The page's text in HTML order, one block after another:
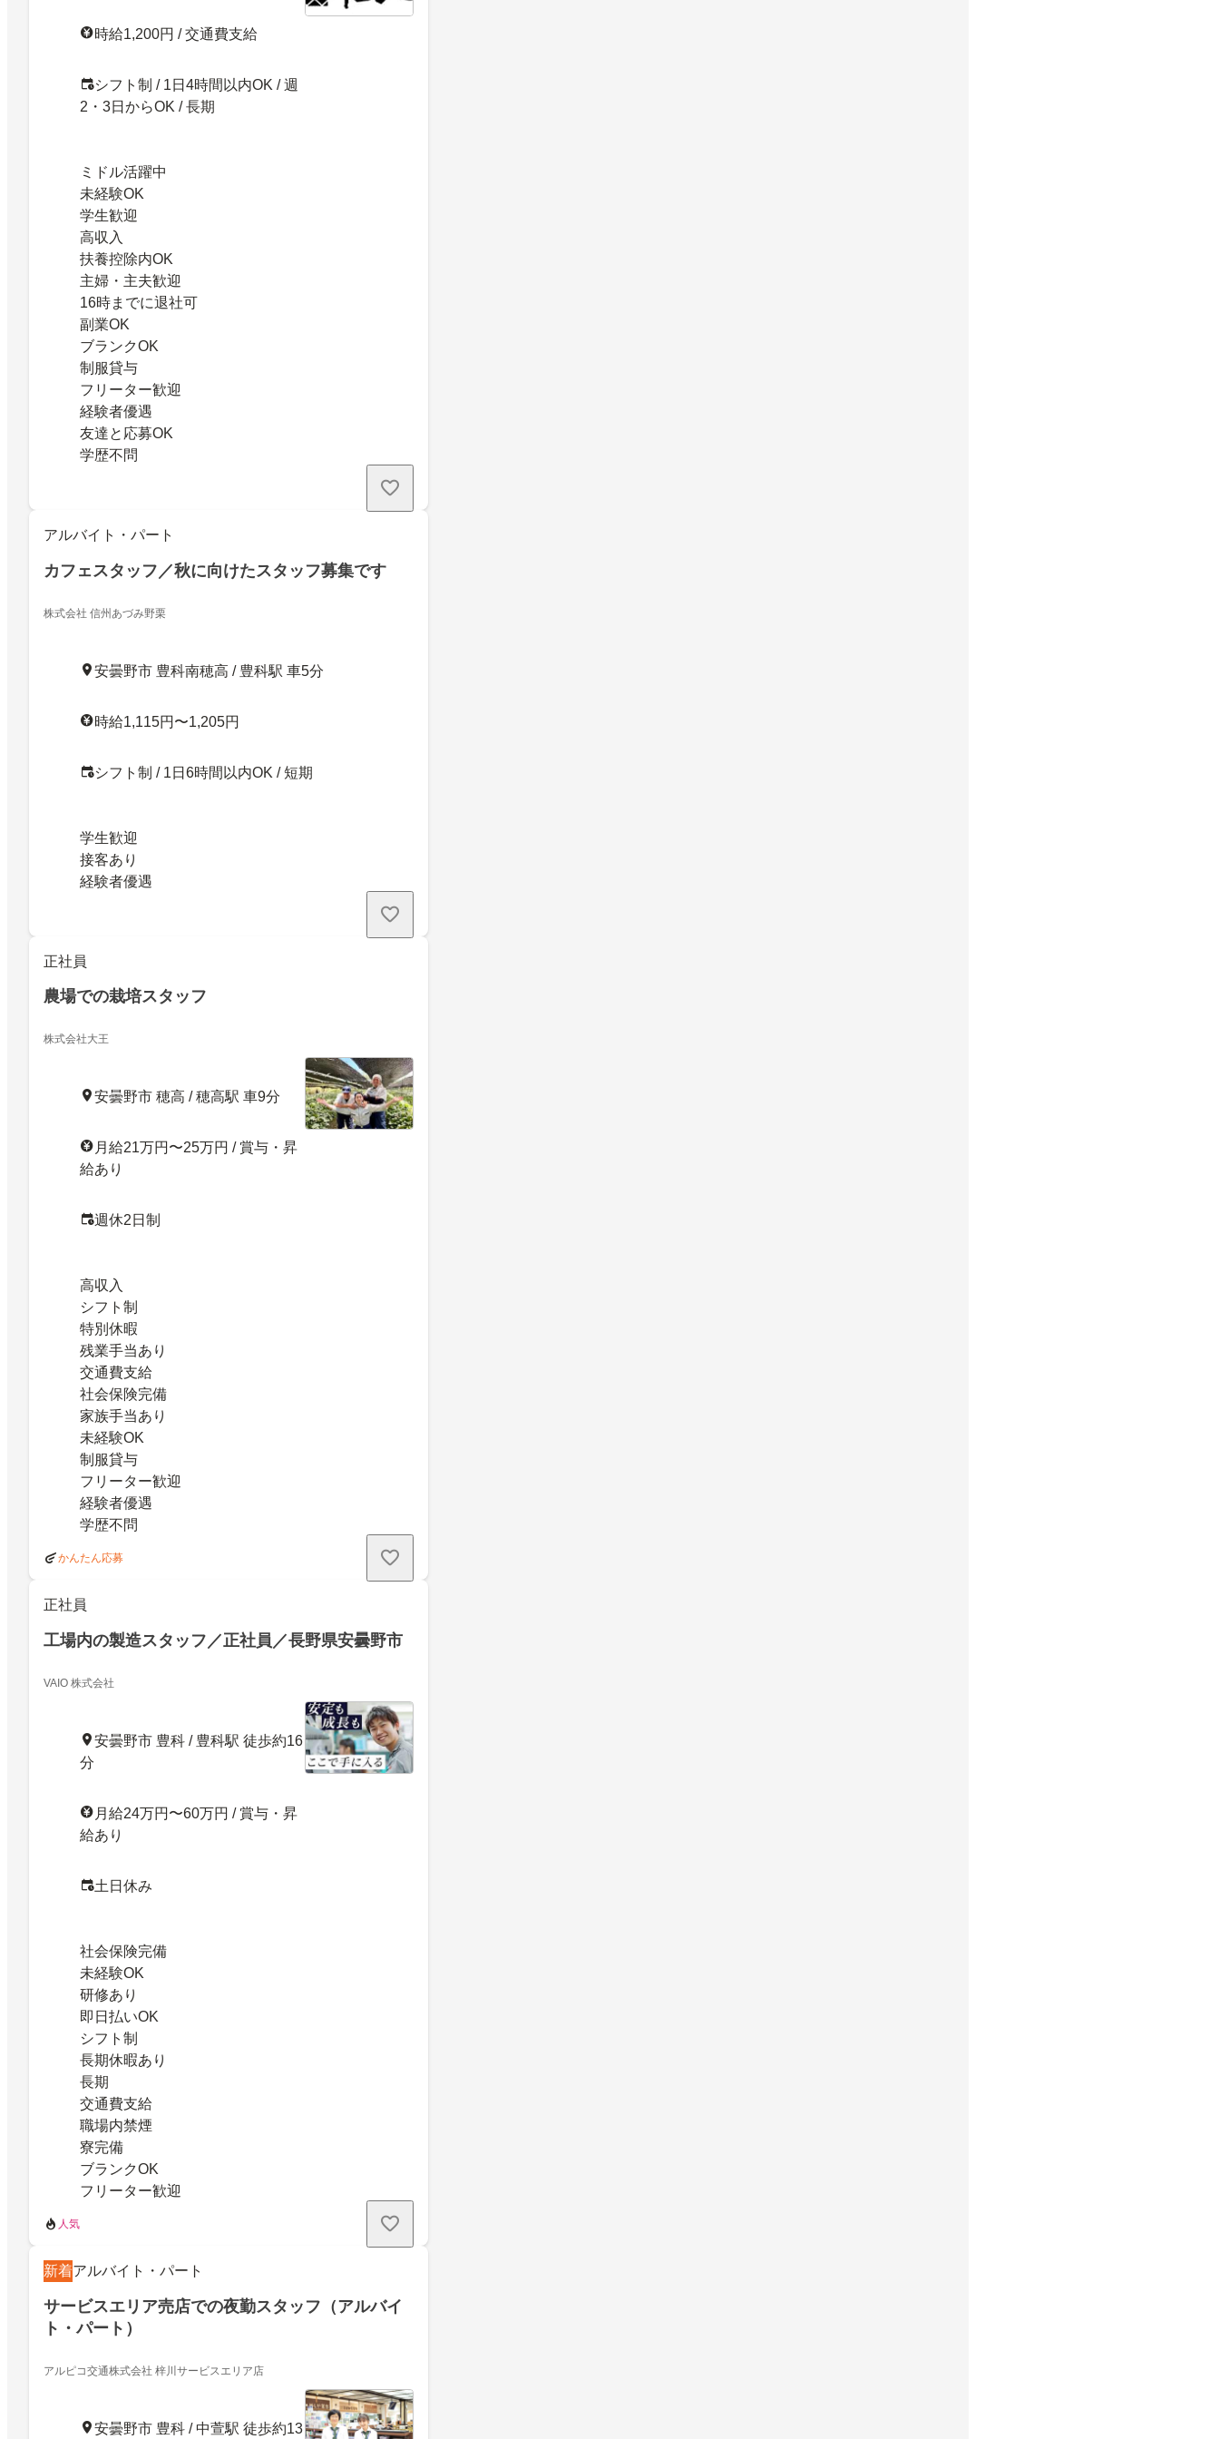
時給1,200円 / 交通費支給
シフト制 / 1日4時間以内OK / 週
2・3日からOK / 長期
ミドル活躍中
未経験OK
学生歓迎
高収入
扶養控除内OK
主婦・主夫歓迎
16時までに退社可
副業OK
ブランクOK
制服貸与
フリーター歓迎
経験者優遇
友達と応募OK
学歴不問
アルバイト・パート
カフェスタッフ／秋に向けたスタッフ募集です
株式会社 信州あづみ野栗
安曇野市 豊科南穂高 / 豊科駅 車5分
時給1,115円〜1,205円
シフト制 / 1日6時間以内OK / 短期
学生歓迎
接客あり
経験者優遇
正社員
農場での栽培スタッフ
株式会社大王
安曇野市 穂高 / 穂高駅 車9分
月給21万円〜25万円 / 賞与・昇
給あり
週休2日制
高収入
シフト制
特別休暇
残業手当あり
交通費支給
社会保険完備
家族手当あり
未経験OK
制服貸与
フリーター歓迎
経験者優遇
学歴不問
かんたん応募
正社員
工場内の製造スタッフ／正社員／長野県安曇野市
VAIO 株式会社
安曇野市 豊科 / 豊科駅 徒歩約16
分
月給24万円〜60万円 / 賞与・昇
給あり
土日休み
社会保険完備
未経験OK
研修あり
即日払いOK
シフト制
長期休暇あり
長期
交通費支給
職場内禁煙
寮完備
ブランクOK
フリーター歓迎
人気
新着アルバイト・パート
サービスエリア売店での夜勤スタッフ（アルバイ
ト・パート）
アルピコ交通株式会社 梓川サービスエリア店
安曇野市 豊科 / 中萱駅 徒歩約13